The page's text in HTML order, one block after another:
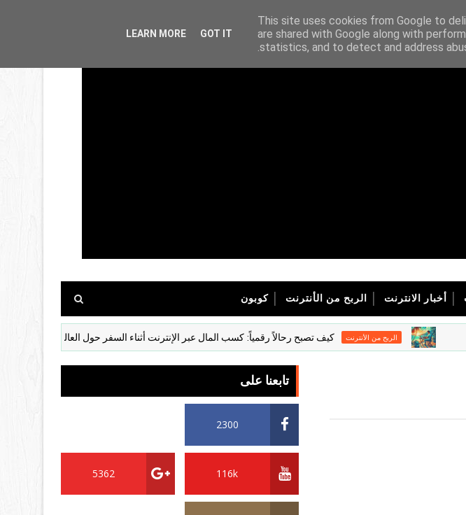
أخبار الانترنت الربح من الأنترنت كوبون
الربح من الأنترنت كيف تصبح رحالاً رقمياً: كسب المال عبر الإنترنت أثناء السفر حول العالم 🌍
تابعنا على
2300
116k
5362
This site uses cookies from Google to
are shared with Google along with
statistics, and to detect and address
LEARN MORE GOT IT